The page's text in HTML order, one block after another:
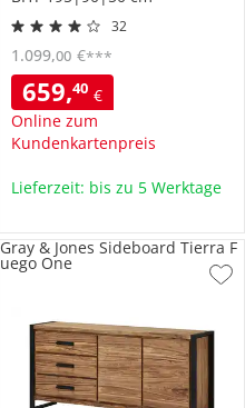
32
659,40 €
Online zum
Kundenkartenpreis
1.099,00 €***
Lieferzeit: bis zu 5 Werktage
Gray & Jones Sideboard Tierra F
uego One